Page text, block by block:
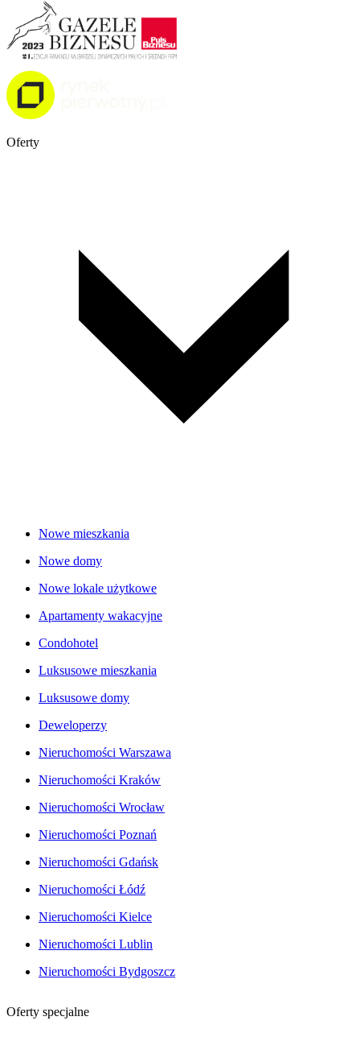
Oferty
Nowe mieszkania
Nowe domy
Nowe lokale użytkowe
Apartamenty wakacyjne
Condohotel
Luksusowe mieszkania
Luksusowe domy
Deweloperzy
Nieruchomości Warszawa
Nieruchomości Kraków
Nieruchomości Wrocław
Nieruchomości Poznań
Nieruchomości Gdańsk
Nieruchomości Łódź
Nieruchomości Kielce
Nieruchomości Lublin
Nieruchomości Bydgoszcz
Oferty specjalne